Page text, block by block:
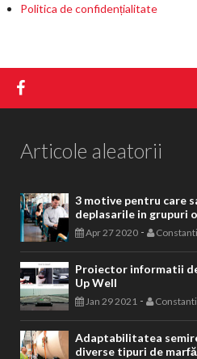
Politica de confidențialitate
Articole aleatorii
3 motive pentru care
deplasarile in grupuri
Apr 27 2020 -
Proiector informatii
Up Well
Jan 29 2021 -
Adaptabilitatea
diverse tipuri de marfă